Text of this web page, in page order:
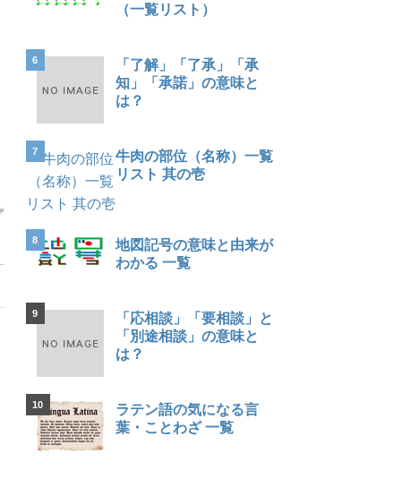
（一覧リスト）
6
「了解」「了承」「承
知」「承諾」の意味と
は？
7
牛肉の部位（名称）一覧
リスト 其の壱
8
地図記号の意味と由来が
わかる 一覧
9
「応相談」「要相談」と
「別途相談」の意味と
は？
10
ラテン語の気になる言
葉・ことわざ 一覧